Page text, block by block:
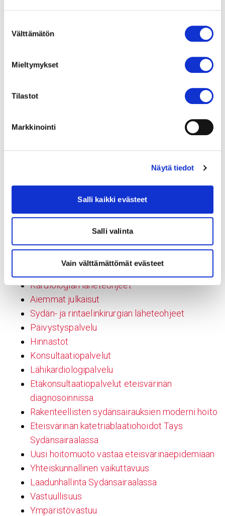
valinta
Välttämätön
Mieltymykset
Tilastot
Markkinointi
Näytä tiedot
Salli kaikki evästeet
Salli valinta
Vain välttämättömät evästeet
Tahdistinpotilaan fysioterapia
Luonto kuntosalina – mielihyvää ja
Sepelvaltimotautipotilaan fysioterapia
Rintakehän muovausoperaatio ja fysioterapia
Keuhkovaltimoiden verenpainetauti ja
fysioterapia
Keuhkoleikkauspotilaan fysioterapia
Harvinaiset sydänsairaudet ja fysioterapia
Ilmarintapotilaan fysioterapia
Aortan korjausleikkauspotilaan fysioterapia
Kardiologian läheteohjeet
Aiemmat julkaisut
Sydän- ja rintaelinkirurgian läheteohjeet
Päivystyspalvelu
Hinnastot
Konsultaatiopalvelut
Lähikardiologipalvelu
Etäkonsultaatiopalvelut eteisvärinän
diagnosoinnissa
Rakenteellisten sydänsairauksien moderni hoito
Eteisvärinän katetriablaatiohoidot Tays
Sydänsairaalassa
Uusi hoitomuoto vastaa eteisvärinäepidemiaan
Yhteiskunnallinen vaikuttavuus
Laadunhallinta Sydänsairaalassa
Vastuullisuus
Ympäristövastuu